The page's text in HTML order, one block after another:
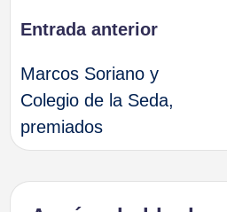
Navegación
de
entradas
Entrada anterior
Marcos Soriano y
Colegio de la Seda,
premiados